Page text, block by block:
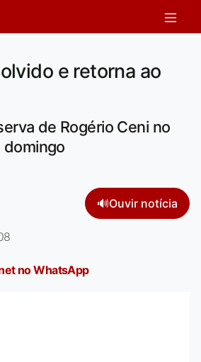
e retorna ao
de Rogério Ceni no
domingo
🔊Ouvir notícia
no WhatsApp